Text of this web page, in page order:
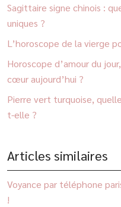
Sagittaire signe chinois :
uniques ?
L’horoscope de la vierge
Horoscope d’amour du
cœur aujourd’hui ?
Pierre vert turquoise,
t-elle ?
Articles similaires
Voyance par téléphone
!